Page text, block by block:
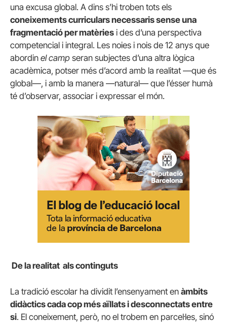
una excusa global. A dins s’hi troben tots els
coneixements curriculars necessaris sense una
fragmentació per matèries i des d’una perspectiva
competencial i integral. Les noies i nois de 12 anys que
abordin el camp seran subjectes d’una altra lògica
acadèmica, potser més d’acord amb la realitat —que és
global—, i amb la manera —natural— que l’ésser humà
té d’observar, associar i expressar el món.
De la realitat als continguts
La tradició escolar ha dividit l’ensenyament en àmbits
didàctics cada cop més aïllats i desconnectats entre
si. El coneixement, però, no el trobem en parcel·les, sinó